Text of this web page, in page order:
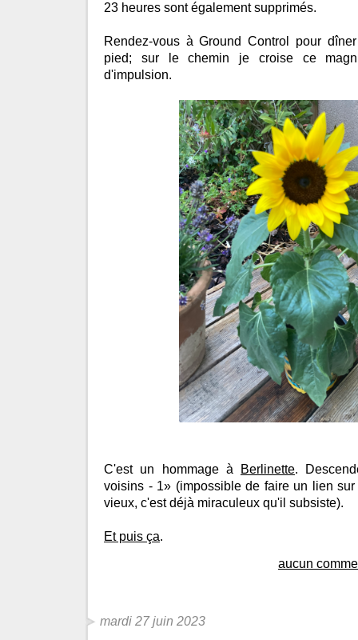
23 heures sont également supprimés.
Rendez-vous à Ground Control pour
pied; sur le chemin je croise ce
d'impulsion.
C'est un hommage à Berlinette.
voisins - 1» (impossible de faire un lien
vieux, c'est déjà miraculeux qu'il subsiste).
Et puis ça.
aucun
mardi 27 juin 2023